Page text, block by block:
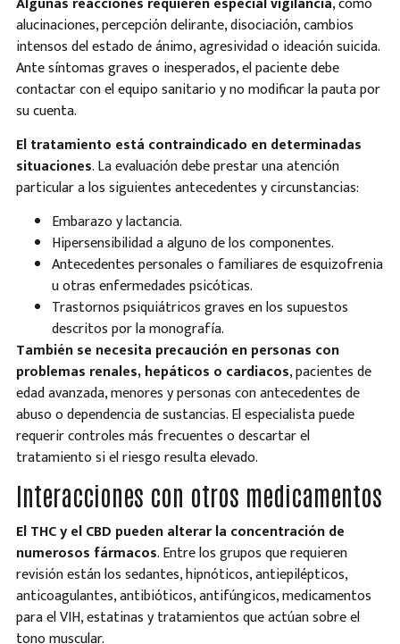
alucinaciones, percepción delirante, disociación, cambios
intensos del estado de ánimo, agresividad o ideación suicida.
Ante síntomas graves o inesperados, el paciente debe
contactar con el equipo sanitario y no modificar la pauta por
su cuenta.
El tratamiento está contraindicado en determinadas
situaciones. La evaluación debe prestar una atención
particular a los siguientes antecedentes y circunstancias:
Embarazo y lactancia.
Hipersensibilidad a alguno de los componentes.
Antecedentes personales o familiares de esquizofrenia
u otras enfermedades psicóticas.
Trastornos psiquiátricos graves en los supuestos
descritos por la monografía.
También se necesita precaución en personas con
problemas renales, hepáticos o cardiacos, pacientes de
edad avanzada, menores y personas con antecedentes de
abuso o dependencia de sustancias. El especialista puede
requerir controles más frecuentes o descartar el
tratamiento si el riesgo resulta elevado.
Interacciones con otros medicamentos
El THC y el CBD pueden alterar la concentración de
numerosos fármacos. Entre los grupos que requieren
revisión están los sedantes, hipnóticos, antiepilépticos,
anticoagulantes, antibióticos, antifúngicos, medicamentos
para el VIH, estatinas y tratamientos que actúan sobre el
tono muscular.